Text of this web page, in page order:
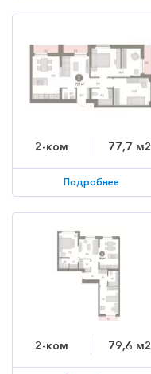
2-ком 77,7 м2
Подробнее
2-ком 79,6 м2